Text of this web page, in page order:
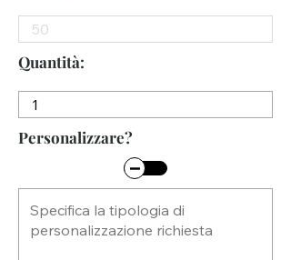
Quantità:
Personalizzare?